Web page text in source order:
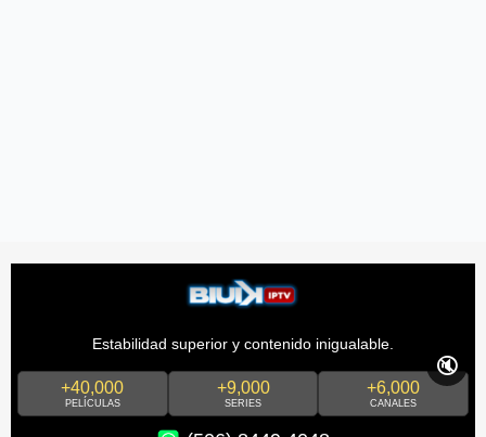
Estabilidad superior y contenido inigualable.
+40,000
PELÍCULAS
+9,000
SERIES
+6,000
CANALES
🔇